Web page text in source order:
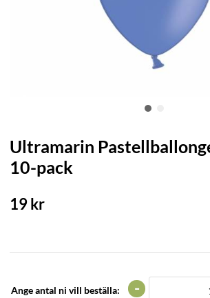
Ultramarin
10-pack
19kr
Ange antal ni vill beställa: -